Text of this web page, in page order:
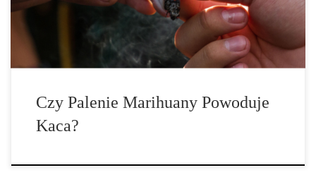
Czy Palenie Marihuany Powoduje
Kaca?